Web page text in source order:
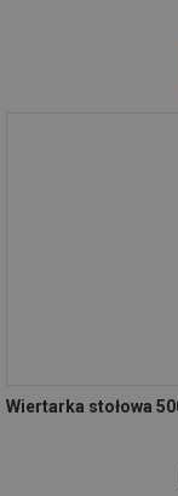
Wiertarka stołowa